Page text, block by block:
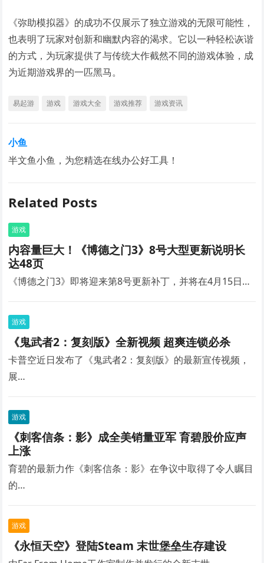
《弥助模拟器》的成功不仅展示了独立游戏的无限可能性，
也表明了玩家对创新和幽默内容的渴求。它以一种轻松诙谐
的方式，为玩家提供了与传统大作截然不同的游戏体验，成
为近期游戏界的一匹黑马。
易起游 游戏 游戏大全 游戏推荐 游戏资讯
小鱼
半文鱼小鱼，为您精选在线办公好工具！
Related Posts
游戏
内容量巨大！《博德之门3》8号大型更新说明长
达48页
《博德之门3》即将迎来第8号更新补丁，并将在4月15日…
游戏
《鬼武者2：复刻版》全新视频 超爽连锁必杀
卡普空近日发布了《鬼武者2：复刻版》的最新宣传视频，
展…
游戏
《刺客信条：影》成全美销量亚军 育碧股价应声
上涨
育碧的最新力作《刺客信条：影》在争议中取得了令人瞩目
的…
游戏
《永恒天空》登陆Steam 末世堡垒生存建设